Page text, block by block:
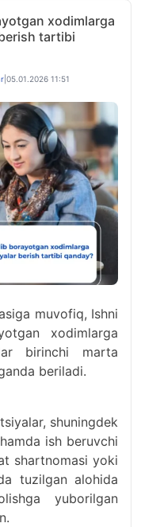
xodimlarga
tartibi
05.01.2026 11:51
muvofiq, Ishni
xodimlarga
birinchi marta
beriladi.
shuningdek
ish beruvchi
shartnomasi yoki
tuzilgan alohida
yuborilgan